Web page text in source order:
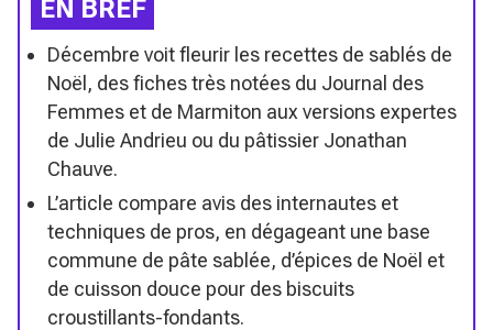
EN BREF
Décembre voit fleurir les recettes de sablés de
Noël, des fiches très notées du Journal des
Femmes et de Marmiton aux versions expertes
de Julie Andrieu ou du pâtissier Jonathan
Chauve.
L’article compare avis des internautes et
techniques de pros, en dégageant une base
commune de pâte sablée, d’épices de Noël et
de cuisson douce pour des biscuits
croustillants-fondants.